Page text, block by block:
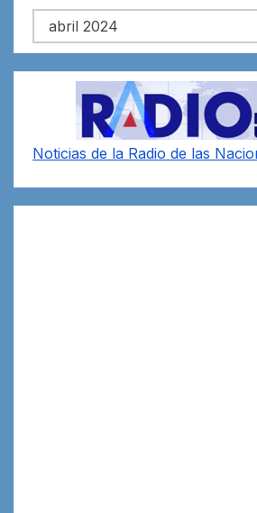
Archivos
Noticias de la Radio de las